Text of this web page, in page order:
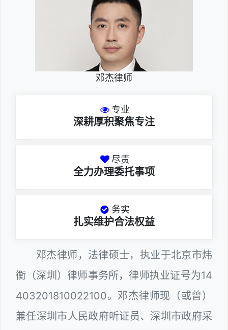
邓杰律师
专业
深耕厚积聚焦专注
尽责
全力办理委托事项
务实
扎实维护合法权益
邓杰律师，法律硕士，执业于北京市炜
衡（深圳）律师事务所，律师执业证号为14
403201810022100。邓杰律师现（或曾）
兼任深圳市人民政府听证员、深圳市政府采